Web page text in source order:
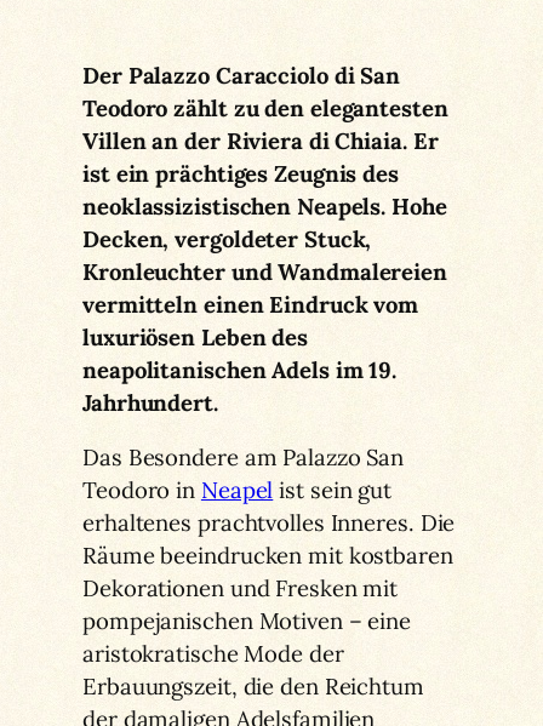
Der Palazzo Caracciolo di San
Teodoro zählt zu den elegantesten
Villen an der Riviera di Chiaia. Er
ist ein prächtiges Zeugnis des
neoklassizistischen Neapels. Hohe
Decken, vergoldeter Stuck,
Kronleuchter und Wandmalereien
vermitteln einen Eindruck vom
luxuriösen Leben des
neapolitanischen Adels im 19.
Jahrhundert.
Das Besondere am Palazzo San
Teodoro in Neapel ist sein gut
erhaltenes prachtvolles Inneres. Die
Räume beeindrucken mit kostbaren
Dekorationen und Fresken mit
pompejanischen Motiven – eine
aristokratische Mode der
Erbauungszeit, die den Reichtum
der damaligen Adelsfamilien